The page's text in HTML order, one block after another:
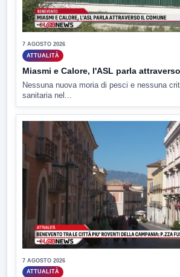
7 AGOSTO 2026
ATTUALITÀ
Miasmi e Calore, l'ASL parla
Nessuna nuova moria di pesci e nessuna
sanitaria nel...
7 AGOSTO 2026
ATTUALITÀ